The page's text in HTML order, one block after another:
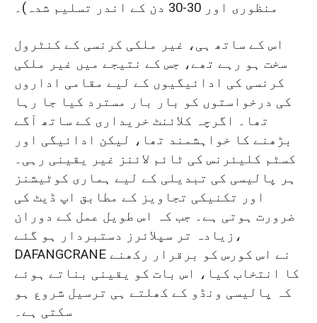
اس کے ساتھ ہی، غیر ملکی کرنسی کے کنٹرول
سخت ہو رہے تھے، جس کے نتیجے میں غیر ملکی
کرنسی کی ادائیگیوں کے لیے مقامی اداروں
کی درخواستوں کو بار بار مسترد کیا جا رہا
تھا۔ اگرچہ کلائنٹ خریداری کے ساتھ آگے
بڑھنے کا خواہشمند تھا، لیکن ادائیگی اور
کسٹم کلیئرنس کی ٹائم لائنز غیر یقینی رہی۔
ہر پالیسی کی تبدیلی کے لیے ہماری کوٹیشنز
اور تکنیکی تجاویز کے مطابق اپ ڈیٹ کی
ضرورت ہوتی ہے۔ جب کہ اس طویل عمل کے دوران
زیادہ تر سپلائرز دستبردار ہو گئے،
DAFANGCRANE نے اس کورس کو برقرار رکھنے
کا انتخاب کیا، اس بات کو یقینی بناتے ہوئے
کہ پالیسی ونڈو کے کھلتے ہی ترسیل شروع ہو
سکتی ہے۔